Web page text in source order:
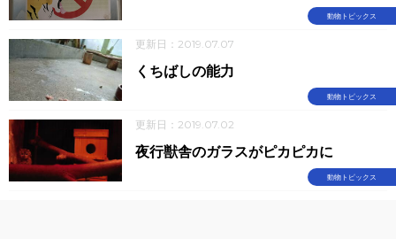
動物トピックス
更新日：2019.07.07
動物トピックス
くちばしの能力
更新日：2019.07.02
動物トピックス
夜行獣舎のガラスがピカピカに